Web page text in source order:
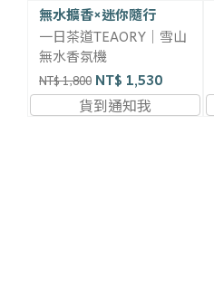
無水擴香×迷你隨行
一日茶道TEAORY｜雪山
無水香氛機
NT$ 1,800 NT$ 1,530
貨到通知我